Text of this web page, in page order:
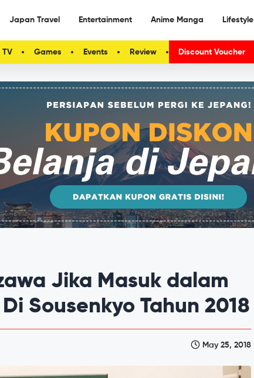
Japan Travel Entertainment Anime Manga Lifestyle
Games Events Review Discount Voucher
Jika Masuk dalam
Sousenkyo Tahun 2018
May 25, 2018